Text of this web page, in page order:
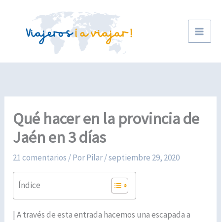
contenido
Qué hacer en la provincia de
Jaén en 3 días
21 comentarios / PorPilar/septiembre 29, 2020
Índice
| A través de esta entrada hacemos una escapada a